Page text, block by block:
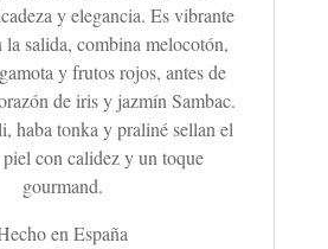
y elegancia. Es vibrante
la salida, combina melocotón,
y frutos rojos, antes de
de iris y jazmín Sambac.
haba tonka y praliné sellan el
con calidez y un toque
gourmand.
en España